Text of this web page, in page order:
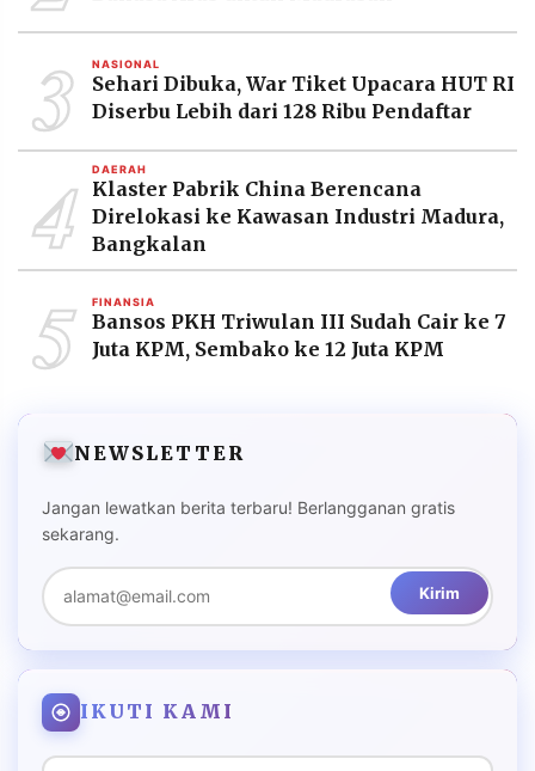
3 NASIONAL
Sehari Dibuka, War Tiket Upacara HUT RI
Diserbu Lebih dari 128 Ribu Pendaftar
4 DAERAH
Klaster Pabrik China Berencana
Direlokasi ke Kawasan Industri Madura,
Bangkalan
5 FINANSIA
Bansos PKH Triwulan III Sudah Cair ke 7
Juta KPM, Sembako ke 12 Juta KPM
NEWSLETTER
Jangan lewatkan berita terbaru! Berlangganan gratis
sekarang.
Kirim
IKUTI KAMI